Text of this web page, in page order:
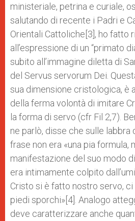
ministeriale, petrina e curiale,
salutando di recente i Padri e
Orientali Cattoliche[3], ho fatto
all’espressione di un “primato
subito all’immagine diletta di
del Servus servorum Dei.
sua dimensione cristologica, è
della ferma volontà di imitare
la forma di servo (cfr Fil 2,7).
ne parlò, disse che sulle labbra
frase non era «una pia formula,
manifestazione del suo modo
era intimamente colpito
Cristo si è fatto nostro servo, ci
piedi sporchi»[4]. Analogo
deve caratterizzare anche